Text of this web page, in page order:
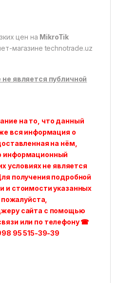
цен на MikroTik
магазине technotrade.uz
является публичной
на то, что данный
вся информация о
на нём,
информационный
условиях не является
получения подробной
и стоимости указанных
сайта с помощью
или по телефону☎
95 515-39-39